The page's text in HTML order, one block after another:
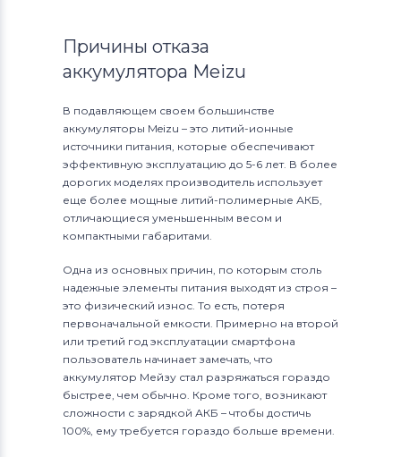
Причины отказа
аккумулятора Meizu
В подавляющем своем большинстве
аккумуляторы Meizu – это литий-ионные
источники питания, которые обеспечивают
эффективную эксплуатацию до 5-6 лет. В более
дорогих моделях производитель использует
еще более мощные литий-полимерные АКБ,
отличающиеся уменьшенным весом и
компактными габаритами.
Одна из основных причин, по которым столь
надежные элементы питания выходят из строя –
это физический износ. То есть, потеря
первоначальной емкости. Примерно на второй
или третий год эксплуатации смартфона
пользователь начинает замечать, что
аккумулятор Мейзу стал разряжаться гораздо
быстрее, чем обычно. Кроме того, возникают
сложности с зарядкой АКБ – чтобы достичь
100%, ему требуется гораздо больше времени.